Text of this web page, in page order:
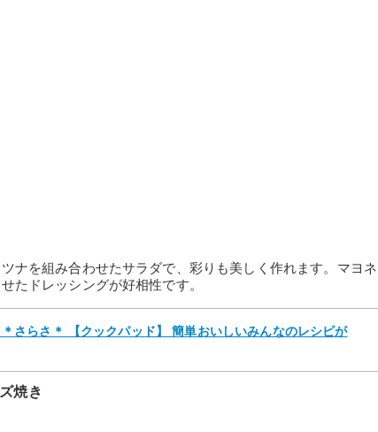
ナを組み合わせたサラダで、彩りも美しく作れます。マヨネ
たドレッシングが好相性です。
さらさ＊ 【クックパッド】 簡単おいしいみんなのレシピが
焼き